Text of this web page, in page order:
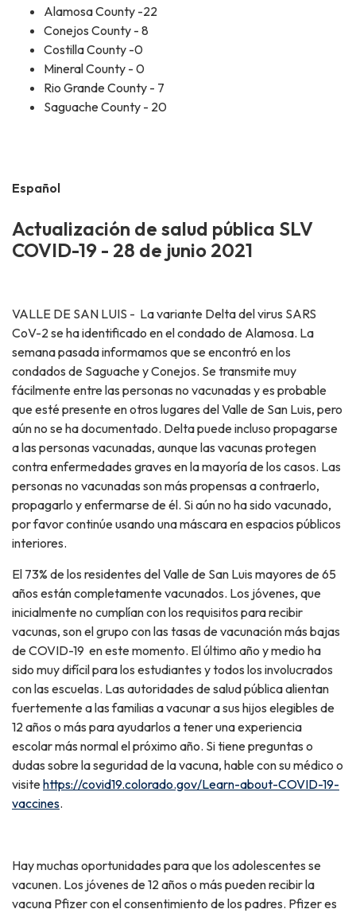
Alamosa County -22
Conejos County - 8
Costilla County -0
Mineral County - 0
Rio Grande County - 7
Saguache County - 20
Español
Actualización de salud pública SLV
COVID-19 - 28 de junio 2021
VALLE DE SAN LUIS - La variante Delta del virus SARS
CoV-2 se ha identificado en el condado de Alamosa. La
semana pasada informamos que se encontró en los
condados de Saguache y Conejos. Se transmite muy
fácilmente entre las personas no vacunadas y es probable
que esté presente en otros lugares del Valle de San Luis, pero
aún no se ha documentado. Delta puede incluso propagarse
a las personas vacunadas, aunque las vacunas protegen
contra enfermedades graves en la mayoría de los casos. Las
personas no vacunadas son más propensas a contraerlo,
propagarlo y enfermarse de él. Si aún no ha sido vacunado,
por favor continúe usando una máscara en espacios públicos
interiores.
El 73% de los residentes del Valle de San Luis mayores de 65
años están completamente vacunados. Los jóvenes, que
inicialmente no cumplían con los requisitos para recibir
vacunas, son el grupo con las tasas de vacunación más bajas
de COVID-19 en este momento. El último año y medio ha
sido muy difícil para los estudiantes y todos los involucrados
con las escuelas. Las autoridades de salud pública alientan
fuertemente a las familias a vacunar a sus hijos elegibles de
12 años o más para ayudarlos a tener una experiencia
escolar más normal el próximo año. Si tiene preguntas o
dudas sobre la seguridad de la vacuna, hable con su médico o
visitehttps://covid19.colorado.gov/Learn-about-COVID-19-
vaccines.
Hay muchas oportunidades para que los adolescentes se
vacunen. Los jóvenes de 12 años o más pueden recibir la
vacuna Pfizer con el consentimiento de los padres. Pfizer es